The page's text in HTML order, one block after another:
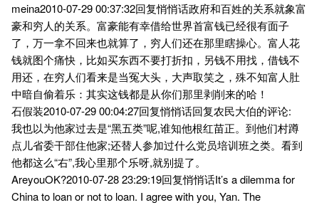
meina2010-07-29 00:37:32回复悄悄话政府和百姓的关系就象富
豪和穷人的关系。富豪能有幸借给世界首富钱已经很有面子
了，万一拿不回来也就算了，穷人们还在那里瞎操心。富人花
钱就图个痛快，比如买东西不要打折扣，另钱不用找，借钱不
用还，在穷人们看来是当冤大头，大声取笑之，殊不知富人肚
中暗自偷着乐：其实这钱都是从你们那里剥削来的哈！
石假装2010-07-29 00:04:27回复悄悄话回复农民大伯的评论:
我也以为他家过去是“黑五类”呢,谁知他根红苗正。到他们村蹲
点儿省委干部住他家;还替人参加过什么党员培训班之类。看到
他都这么“右”,我心里那个乐呀,就别提了。
AreyouOK?2010-07-28 23:29:19回复悄悄话It’s a dilemma for
China to loan or not to loan. I agree with you, Yan. The